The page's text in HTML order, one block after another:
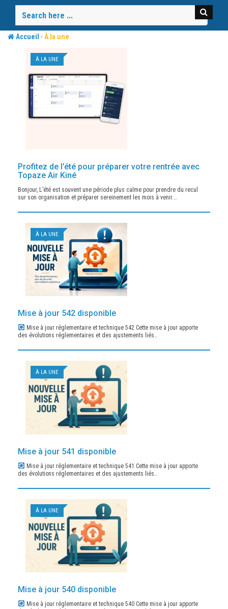
content
Accueil -À la une
À LA UNE
Profitez de l’été pour préparer votre rentrée avec
Topaze Air Kiné
Bonjour, L’été est souvent une période plus calme pour prendre du recul
sur son organisation et préparer sereinement les mois à venir.…
À LA UNE
Mise à jour 542 disponible
Mise à jour réglementaire et technique 542 Cette mise à jour apporte
des évolutions réglementaires et des ajustements liés…
À LA UNE
Mise à jour 541 disponible
Mise à jour réglementaire et technique 541 Cette mise à jour apporte
des évolutions réglementaires et des ajustements liés…
À LA UNE
Mise à jour 540 disponible
Mise à jour réglementaire et technique 540 Cette mise à jour apporte